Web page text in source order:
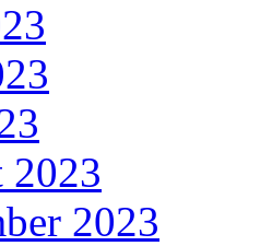
2023
2023